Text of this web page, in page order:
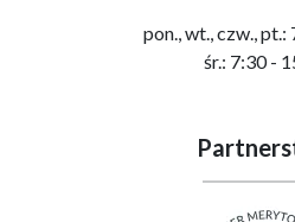
pon., wt., czw., pt.:
śr.: 7:30 -